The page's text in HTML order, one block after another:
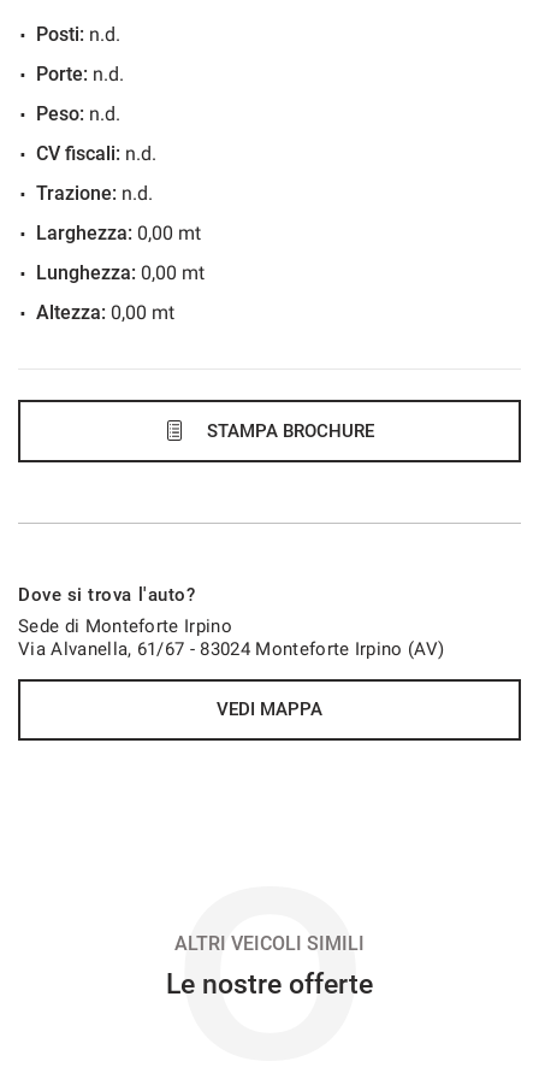
36 Mesi
446€/mese
48 Mesi
462€/mese
48 Mesi
VEDI
470€/mese
Posti: n.d.
Porte: n.d.
Peso: n.d.
CV fiscali: n.d.
Trazione: n.d.
Larghezza: 0,00 mt
Lunghezza: 0,00 mt
Altezza: 0,00 mt
STAMPA BROCHURE
Dove si trova l'auto?
Sede di Monteforte Irpino
Via Alvanella, 61/67 - 83024 Monteforte Irpino (AV)
VEDI MAPPA
O
ALTRI VEICOLI SIMILI
Le nostre offerte